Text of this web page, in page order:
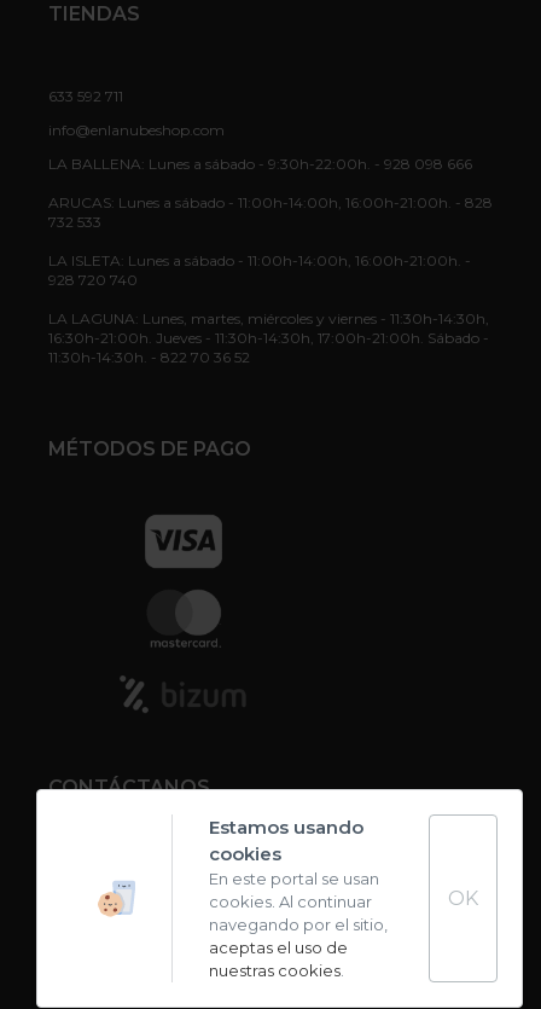
TIENDAS
633 592 711
info@enlanubeshop.com
LA BALLENA: Lunes a sábado - 9:30h-22:00h. - 928 098 666
ARUCAS: Lunes a sábado - 11:00h-14:00h, 16:00h-21:00h. - 828
732 533
LA ISLETA: Lunes a sábado - 11:00h-14:00h, 16:00h-21:00h. -
928 720 740
LA LAGUNA: Lunes, martes, miércoles y viernes - 11:30h-14:30h,
16:30h-21:00h. Jueves - 11:30h-14:30h, 17:00h-21:00h. Sábado -
11:30h-14:30h. - 822 70 36 52
MÉTODOS DE PAGO
CONTÁCTANOS
Carta de sabores
Estamos usando
cookies
En este portal se usan
cookies. Al continuar
navegando por el sitio,
aceptas el uso de
nuestras cookies.
OK